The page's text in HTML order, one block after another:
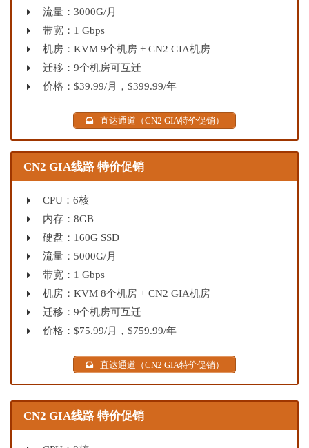
流量：3000G/月
带宽：1 Gbps
机房：KVM 9个机房 + CN2 GIA机房
迁移：9个机房可互迁
价格：$39.99/月，$399.99/年
直达通道（CN2 GIA特价促销）
CN2 GIA线路 特价促销
CPU：6核
内存：8GB
硬盘：160G SSD
流量：5000G/月
带宽：1 Gbps
机房：KVM 8个机房 + CN2 GIA机房
迁移：9个机房可互迁
价格：$75.99/月，$759.99/年
直达通道（CN2 GIA特价促销）
CN2 GIA线路 特价促销